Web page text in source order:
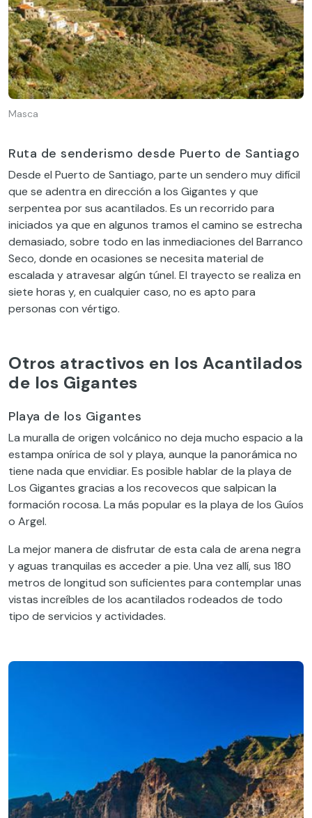
Masca
Ruta de senderismo desde Puerto de Santiago
Desde el Puerto de Santiago, parte un sendero muy difícil
que se adentra en dirección a los Gigantes y que
serpentea por sus acantilados. Es un recorrido para
iniciados ya que en algunos tramos el camino se estrecha
demasiado, sobre todo en las inmediaciones del Barranco
Seco, donde en ocasiones se necesita material de
escalada y atravesar algún túnel. El trayecto se realiza en
siete horas y, en cualquier caso, no es apto para
personas con vértigo.
Otros atractivos en los Acantilados
de los Gigantes
Playa de los Gigantes
La muralla de origen volcánico no deja mucho espacio a la
estampa onírica de sol y playa, aunque la panorámica no
tiene nada que envidiar. Es posible hablar de la playa de
Los Gigantes gracias a los recovecos que salpican la
formación rocosa. La más popular es la playa de los Guíos
o Argel.
La mejor manera de disfrutar de esta cala de arena negra
y aguas tranquilas es acceder a pie. Una vez allí, sus 180
metros de longitud son suficientes para contemplar unas
vistas increíbles de los acantilados rodeados de todo
tipo de servicios y actividades.